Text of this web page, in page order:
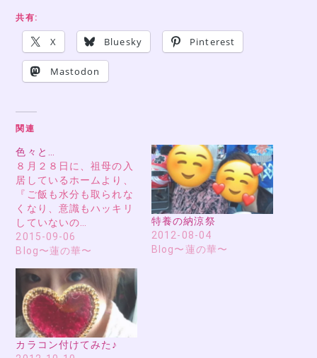
共有:
X Bluesky Pinterest
Mastodon
関連
色々と…
８月２８日に、祖母の入
居しているホームより、
『ご飯も水分も取られな
くなり、意識もハッキリ
していないの…
2015-09-06
Blog〜蓮の華〜
特養の納涼祭
2012-08-04
Blog〜蓮の華〜
カラコン付けてみた♪